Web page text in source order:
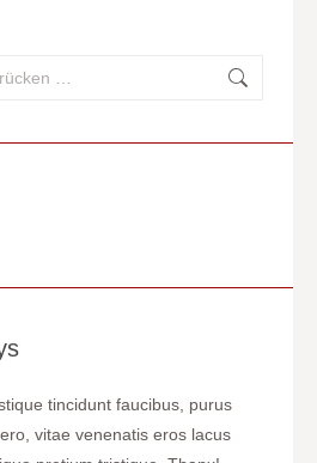
tincidunt faucibus, purus
vitae venenatis eros lacus